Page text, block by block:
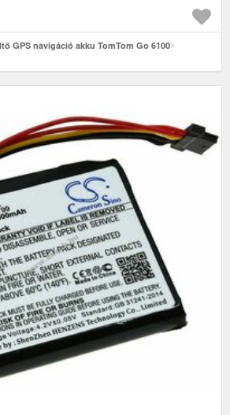
GPS navigáció akku TomTom Go 6100